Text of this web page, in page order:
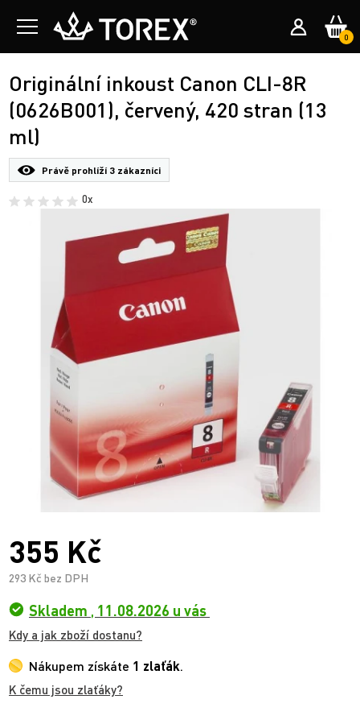
0
Originální inkoust Canon CLI-8R
(0626B001), červený, 420 stran (13
ml)
Právě prohlíží 3 zákazníci
0x
355 Kč
293 Kč bez DPH
Skladem , 11.08.2026 u vás
Kdy a jak zboží dostanu?
Nákupem získáte 1 zlaťák.
K čemu jsou zlaťáky?